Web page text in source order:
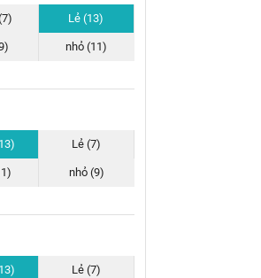
Lẻ (13)
nhỏ (11)
Lẻ (7)
nhỏ (9)
Lẻ (7)